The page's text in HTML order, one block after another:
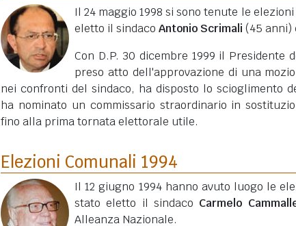
Il 24 maggio 1998 si sono tenute le
eletto il sindaco Antonio Scrimali (45 anni)
Con D.P. 30 dicembre 1999 il Presidente
preso atto dell'approvazione di una
nei confronti del sindaco, ha disposto lo scioglimento
ha nominato un commissario straordinario in
fino alla prima tornata elettorale utile.
Elezioni Comunali 1994
Il 12 giugno 1994 hanno avuto luogo le
stato eletto il sindaco Carmelo
Alleanza Nazionale.